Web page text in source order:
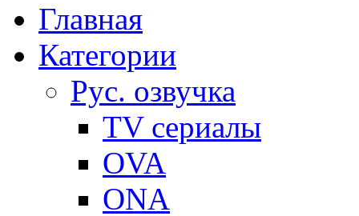
Главная
Категории
Рус. озвучка
TV сериалы
OVA
ONA